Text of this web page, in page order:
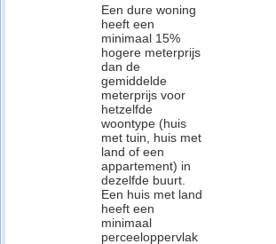
Een dure woning
heeft een
minimaal 15%
hogere meterprijs
dan de
gemiddelde
meterprijs voor
hetzelfde
woontype (huis
met tuin, huis met
land of een
appartement) in
dezelfde buurt.
Een huis met land
heeft een
minimaal
perceeloppervlak